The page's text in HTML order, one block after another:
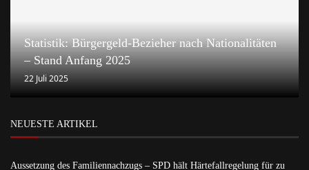
Statistik: Bürgergeld-Bezieher nach Nationalitäten
– Stand Anfang 2025
22 Juli 2025
NEUESTE ARTIKEL
Aussetzung des Familiennachzugs – SPD hält Härtefallregelung für zu